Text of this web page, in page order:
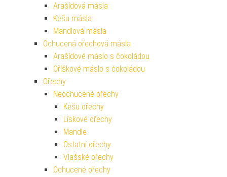
Arašídová másla
Kešu másla
Mandlová másla
Ochucená ořechová másla
Arašídové máslo s čokoládou
Oříškové máslo s čokoládou
Ořechy
Neochucené ořechy
Kešu ořechy
Lískové ořechy
Mandle
Ostatní ořechy
Vlašské ořechy
Ochucené ořechy